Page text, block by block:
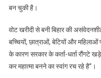
बन चुकी है।
वोट खरीदी से बनी बिहार की
बच्चियों, छात्राओं, बेटियों और महिलाओं
के कारण सरकार के कर्ता-धर्ता रौंगटे
कर महात्मा बनने का स्वांग रच रहे है”।